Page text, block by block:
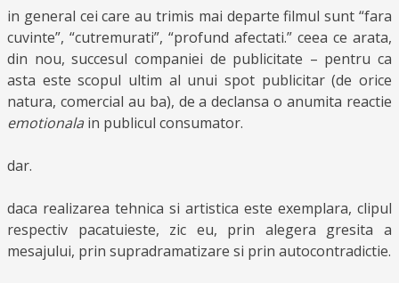
in general cei care au trimis mai departe filmul sunt “fara
cuvinte”, “cutremurati”, “profund afectati.” ceea ce arata,
din nou, succesul companiei de publicitate – pentru ca
asta este scopul ultim al unui spot publicitar (de orice
natura, comercial au ba), de a declansa o anumita reactie
emotionala in publicul consumator.
dar.
daca realizarea tehnica si artistica este exemplara, clipul
respectiv pacatuieste, zic eu, prin alegera gresita a
mesajului, prin supradramatizare si prin autocontradictie.